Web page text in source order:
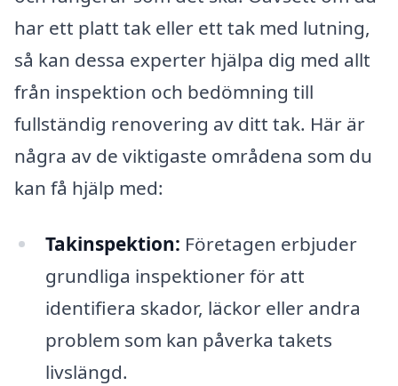
har ett platt tak eller ett tak med lutning,
så kan dessa experter hjälpa dig med allt
från inspektion och bedömning till
fullständig renovering av ditt tak. Här är
några av de viktigaste områdena som du
kan få hjälp med:
Takinspektion: Företagen erbjuder
grundliga inspektioner för att
identifiera skador, läckor eller andra
problem som kan påverka takets
livslängd.